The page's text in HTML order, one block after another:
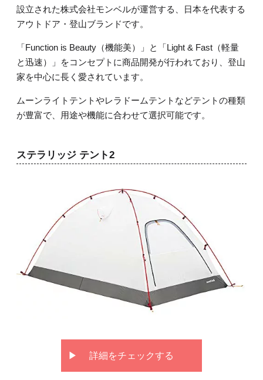
設立された株式会社モンベルが運営する、日本を代表する
アウトドア・登山ブランドです。
「Function is Beauty（機能美）」と「Light & Fast（軽量
と迅速）」をコンセプトに商品開発が行われており、登山
家を中心に長く愛されています。
ムーンライトテントやレラドームテントなどテントの種類
が豊富で、用途や機能に合わせて選択可能です。
ステラリッジ テント2
詳細をチェックする